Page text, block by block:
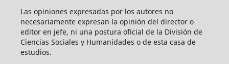
Las opiniones expresadas por los autores no
necesariamente expresan la opinión del director o
editor en jefe, ni una postura oficial de la División de
Ciencias Sociales y Humanidades o de esta casa de
estudios.